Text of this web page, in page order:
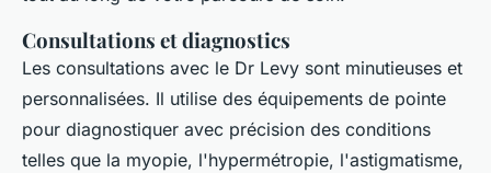
Consultations et diagnostics
Les consultations avec le Dr Levy sont minutieuses et
personnalisées. Il utilise des équipements de pointe
pour diagnostiquer avec précision des conditions
telles que la myopie, l'hypermétropie, l'astigmatisme,